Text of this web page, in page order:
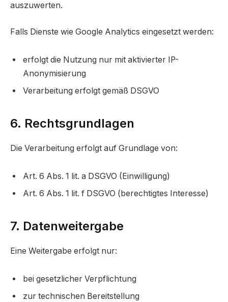
auszuwerten.
Falls Dienste wie Google Analytics eingesetzt werden:
erfolgt die Nutzung nur mit aktivierter IP-
Anonymisierung
Verarbeitung erfolgt gemäß DSGVO
6. Rechtsgrundlagen
Die Verarbeitung erfolgt auf Grundlage von:
Art. 6 Abs. 1 lit. a DSGVO (Einwilligung)
Art. 6 Abs. 1 lit. f DSGVO (berechtigtes Interesse)
7. Datenweitergabe
Eine Weitergabe erfolgt nur:
bei gesetzlicher Verpflichtung
zur technischen Bereitstellung